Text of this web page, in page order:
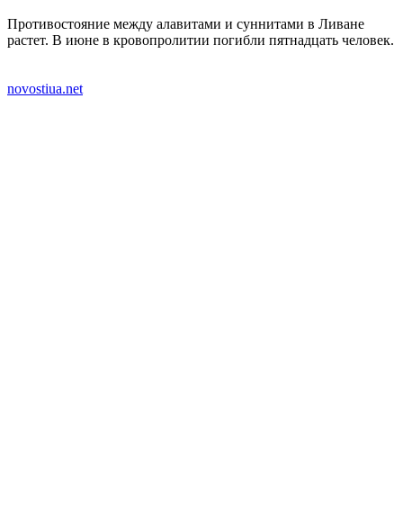
Противостояние между алавитами и суннитами в Ливане
растет. В июне в кровопролитии погибли пятнадцать человек.
novostiua.net